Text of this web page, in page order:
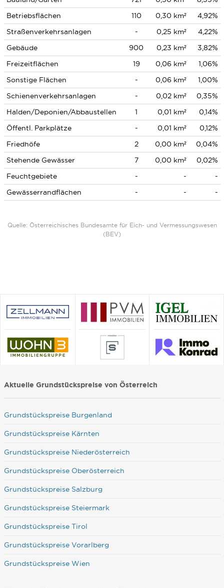
Betriebsflächen
110 0,30 km²
4,92%
Straßenverkehrsanlagen
- 0,25 km²
4,22%
Gebäude
900 0,23 km²
3,82%
Freizeitflächen
19 0,06 km²
1,06%
Sonstige Flächen
- 0,06 km²
1,00%
Schienenverkehrsanlagen
- 0,02 km²
0,35%
Halden/Deponien/Abbaustellen
1 0,01 km²
0,14%
Öffentl. Parkplätze
- 0,01 km²
0,12%
Friedhöfe
2 0,00 km²
0,04%
Stehende Gewässer
7 0,00 km²
0,02%
Feuchtgebiete
- -
-
Gewässerrandflächen
- - -
Quelle: Österreichisches Bundesamte für Eich- und Vermessungswesen
(BEV)
Aktuelle Grundstückspreise von Österreich
Grundstückspreise Burgenland
Grundstückspreise Kärnten
Grundstückspreise Niederösterreich
Grundstückspreise Oberösterreich
Grundstückspreise Salzburg
Grundstückspreise Steiermark
Grundstückspreise Tirol
Grundstückspreise Vorarlberg
Grundstückspreise Wien